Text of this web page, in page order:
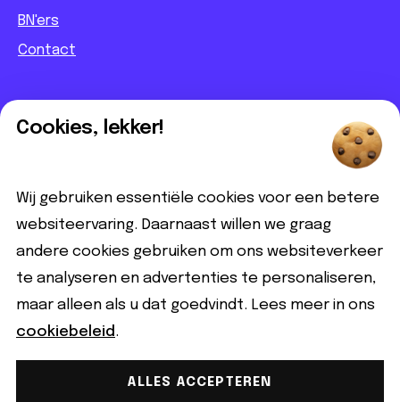
BN'ers
Contact
Informatief
Partnerbijdrage
Disclaimer
Volg ons
Cookies, lekker!
Wij gebruiken essentiële cookies voor een betere
websiteervaring. Daarnaast willen we graag
andere cookies gebruiken om ons websiteverkeer
te analyseren en advertenties te personaliseren,
maar alleen als u dat goedvindt. Lees meer in ons
cookiebeleid .
ALLES ACCEPTEREN